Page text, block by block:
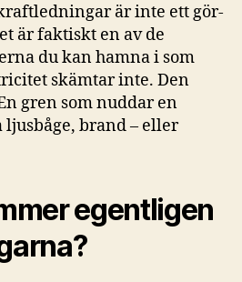
är inte ett gör-
är faktiskt en av de
du kan hamna i som
skämtar inte. Den
gren som nuddar en
brand – eller
egentligen